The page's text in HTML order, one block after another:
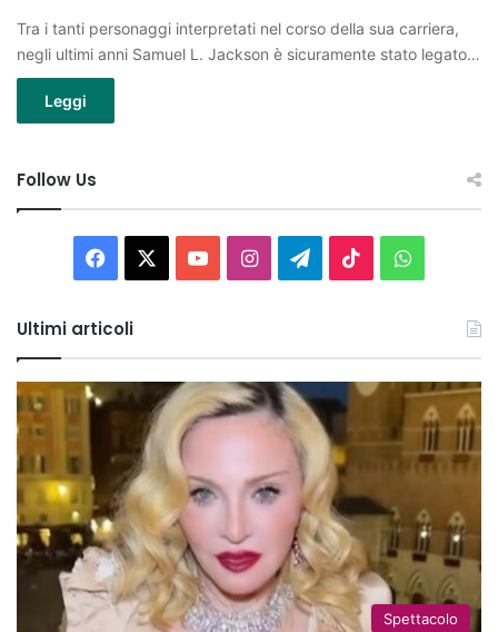
Tra i tanti personaggi interpretati nel corso della sua carriera,
negli ultimi anni Samuel L. Jackson è sicuramente stato legato…
Leggi
Follow Us
Facebook You InstagramTelegram
TikTok
Ultimi articoli
Spettacolo